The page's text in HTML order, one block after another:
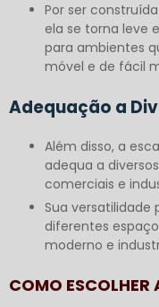
Por ser
ela se torna leve
para ambientes
móvel e de fácil
Adequação a
Além disso, a
adequa a
comerciais e
Sua versatilidade
diferentes
moderno e
COMO ESCOLHER